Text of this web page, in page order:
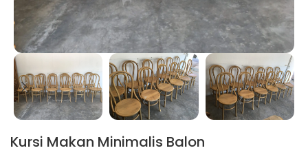
Kursi Makan Minimalis Balon